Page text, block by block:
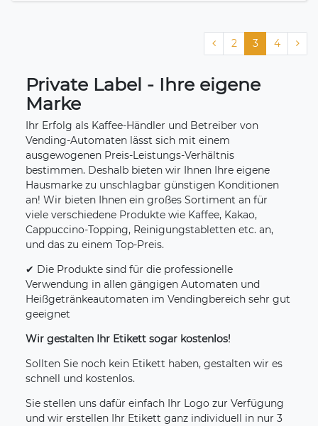
2 3 4
Private Label - Ihre eigene
Marke
Ihr Erfolg als Kaffee-Händler und Betreiber von
Vending-Automaten lässt sich mit einem
ausgewogenen Preis-Leistungs-Verhältnis
bestimmen. Deshalb bieten wir Ihnen Ihre eigene
Hausmarke zu unschlagbar günstigen Konditionen
an! Wir bieten Ihnen ein großes Sortiment an für
viele verschiedene Produkte wie Kaffee, Kakao,
Cappuccino-Topping, Reinigungstabletten etc. an,
und das zu einem Top-Preis.
✔ Die Produkte sind für die professionelle
Verwendung in allen gängigen Automaten und
Heißgetränkeautomaten im Vendingbereich sehr gut
geeignet
Wir gestalten Ihr Etikett sogar kostenlos!
Sollten Sie noch kein Etikett haben, gestalten wir es
schnell und kostenlos.
Sie stellen uns dafür einfach Ihr Logo zur Verfügung
und wir erstellen Ihr Etikett ganz individuell in nur 3